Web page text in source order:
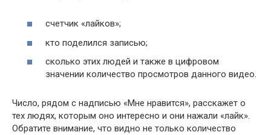
счетчик «лайков»;
кто поделился записью;
сколько этих людей и также в цифровом
значении количество просмотров данного видео.
Число, рядом с надписью «Мне нравится», расскажет о
тех людях, которым оно интересно и они нажали «лайк».
Обратите внимание, что видно не только количество